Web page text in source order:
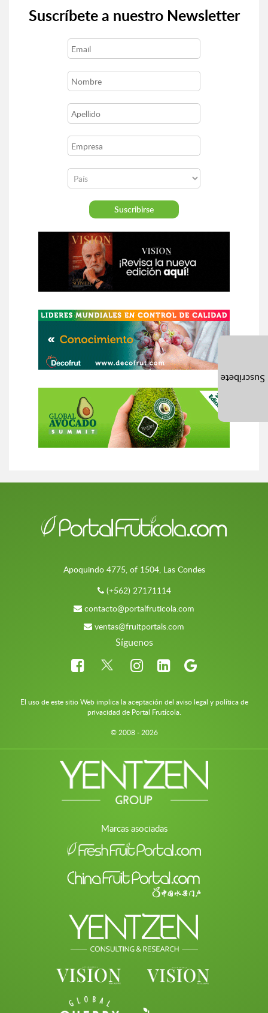
Suscríbete a nuestro Newsletter
Apoquindo 4775, of 1504, Las Condes
(+562) 27171114
contacto@portalfruticola.com
ventas@fruitportals.com
Síguenos
El uso de este sitio Web implica la aceptación del aviso legal y política de
privacidad de Portal Frutícola.
© 2008 - 2026
Marcas asociadas
Suscríbete